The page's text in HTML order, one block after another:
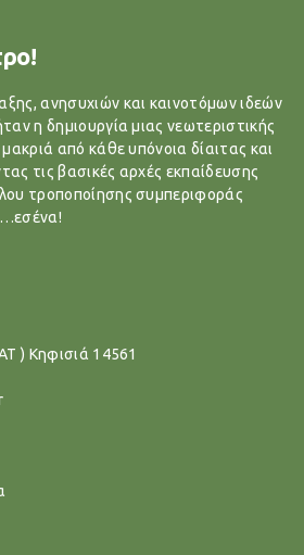
ανησυχιών και καινοτόμων ιδεών
η δημιουργία μιας νεωτεριστικής
από κάθε υπόνοια δίαιτας και
τις βασικές αρχές εκπαίδευσης
τροποποίησης συμπεριφοράς
) Κηφισιά 14561